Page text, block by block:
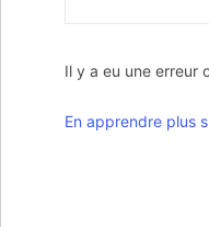
Il y a eu une erreur
En apprendre plus